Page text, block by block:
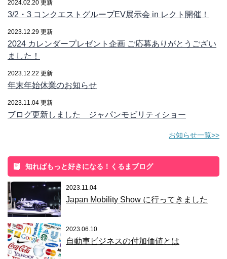
2024.02.20 更新
3/2・3 コンクエストグループEV展示会 in レクト開催！
2023.12.29 更新
2024 カレンダープレゼント企画 ご応募ありがとうござい
ました！
2023.12.22 更新
年末年始休業のお知らせ
2023.11.04 更新
ブログ更新しました ジャパンモビリティショー
お知らせ一覧>>
知ればもっと好きになる！くるまブログ
2023.11.04
Japan Mobility Show に行ってきました
2023.06.10
自動車ビジネスの付加価値とは